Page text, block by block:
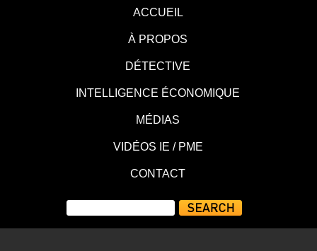
ACCUEIL
À PROPOS
DÉTECTIVE
INTELLIGENCE ÉCONOMIQUE
MÉDIAS
VIDÉOS IE / PME
CONTACT